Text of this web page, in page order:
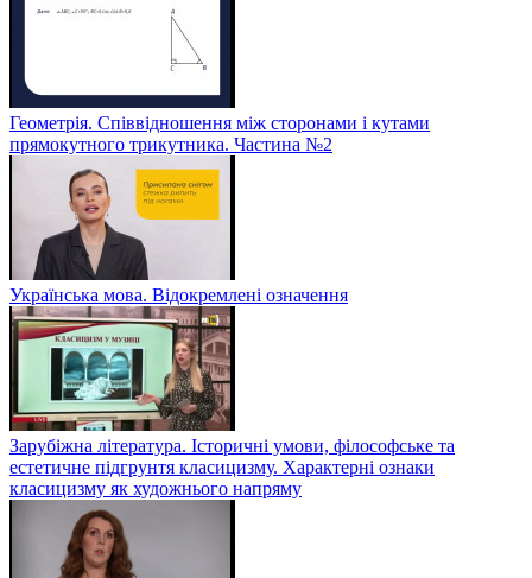
Геометрія. Співвідношення між сторонами і кутами
прямокутного трикутника. Частина №2
Українська мова. Відокремлені означення
Зарубіжна література. Історичні умови, філософське та
естетичне підгрунтя класицизму. Характерні ознаки
класицизму як художнього напряму